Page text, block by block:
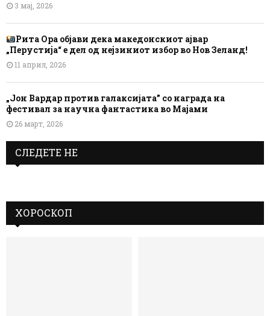
3 мај, 2026
Рита Ора објави дека македонскиот ајвар
„Перустија“ е дел од нејзиниот избор во Нов Зеланд!
11 април, 2026
„Јон Вардар против галаксијата” со награда на
фестивал за научна фантастика во Мајами
26 март, 2026
СЛЕДЕТЕ НЕ
ХОРОСКОП